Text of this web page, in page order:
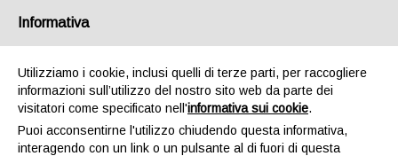
Informativa
Utilizziamo i cookie, inclusi quelli di terze parti, per raccogliere
informazioni sull’utilizzo del nostro sito web da parte dei
visitatori come specificato nell'informativa sui cookie.
Puoi acconsentirne l'utilizzo chiudendo questa informativa,
interagendo con un link o un pulsante al di fuori di questa